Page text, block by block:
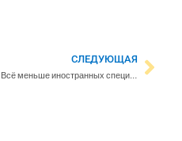
СЛЕДУЮЩАЯ
Всё меньше иностранных специалистов в области технологий хотят остаться в Финляндии на постоянной основе